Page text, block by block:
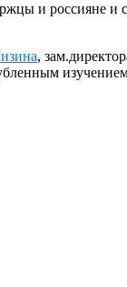
и россияне и
,